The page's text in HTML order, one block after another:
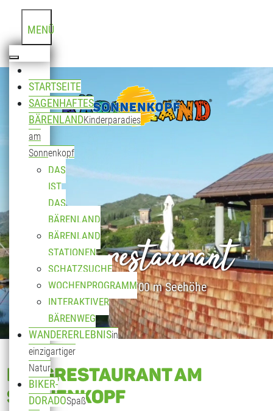
MENÜ
STARTSEITE
SAGENHAFTES
BÄRENLANDKinderparadies
am
Sonnenkopf
DAS
IST
DAS
BÄRENLAND
BÄRENLAND
STATIONEN
SCHATZSUCHE
WOCHENPROGRAMM
INTERAKTIVER
BÄRENWEG
WANDERERLEBNISin
einzigartiger
Natur
BIKER-
DORADOSpaß
Bergrestaurant
Genuss auf 1.700 m Seehöhe
BERGRESTAURANT AM
SONNENKOPF